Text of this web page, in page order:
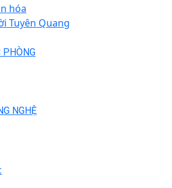
hóa
Tuyên Quang
PHÒNG
NGHỆ